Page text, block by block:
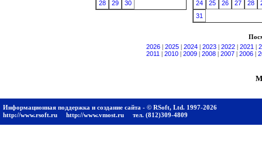
28 29 30 24 25 26 27 28
31
2026
2025 2024 2023 2022 2021
2011
2010 2009 2008 2007 2006
Информационная поддержка и создание сайта - © RSoft, Ltd. 1997-2026
http://www.rsoft.ru
http://www.vmost.ru тел. (812)309-4809